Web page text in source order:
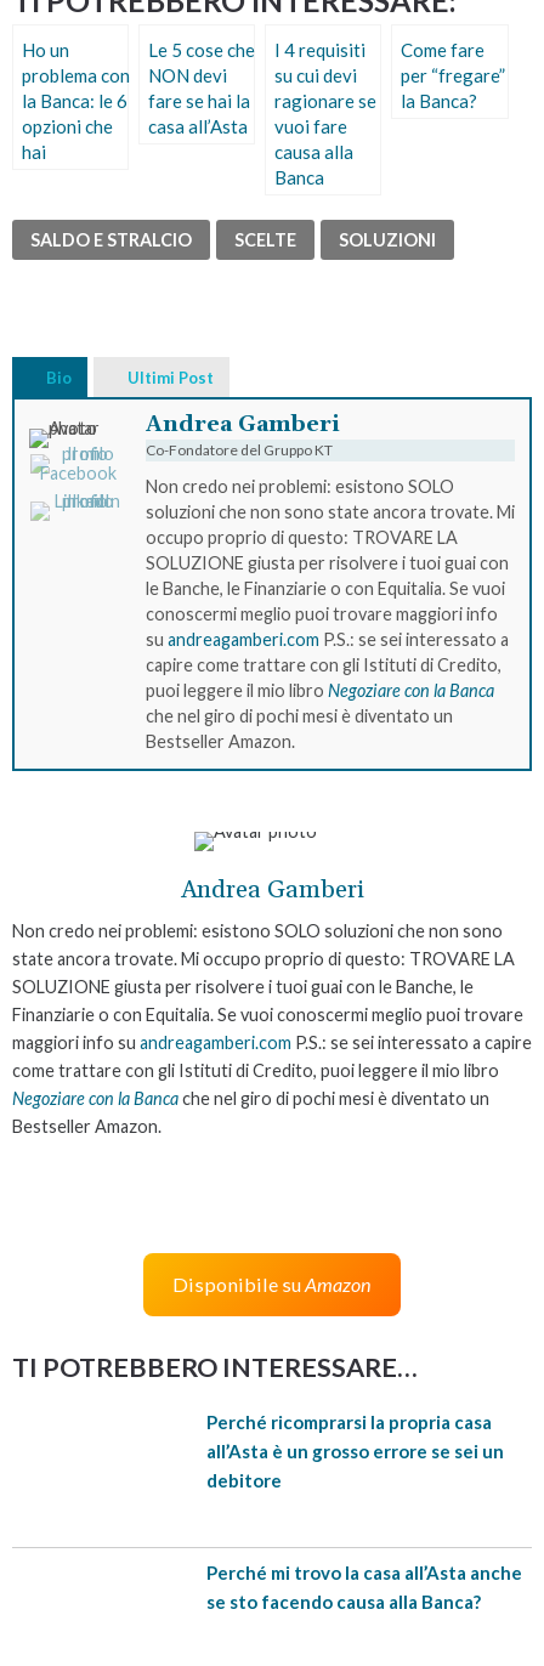
Ho un
problema con
la Banca: le 6
opzioni che
hai
Le 5 cose che
NON devi
fare se hai la
casa all’Asta
I 4 requisiti
su cui devi
ragionare se
vuoi fare
causa alla
Banca
Come fare
per “fregare”
la Banca?
SALDO E STRALCIO SCELTE SOLUZIONI
Bio Ultimi Post
Andrea Gamberi
Co-Fondatore del Gruppo KT
Non credo nei problemi: esistono SOLO
soluzioni che non sono state ancora trovate. Mi
occupo proprio di questo: TROVARE LA
SOLUZIONE giusta per risolvere i tuoi guai con
le Banche, le Finanziarie o con Equitalia. Se vuoi
conoscermi meglio puoi trovare maggiori info
su andreagamberi.com P.S.: se sei interessato a
capire come trattare con gli Istituti di Credito,
puoi leggere il mio libro Negoziare con la Banca
che nel giro di pochi mesi è diventato un
Bestseller Amazon.
Andrea Gamberi
Non credo nei problemi: esistono SOLO soluzioni che non sono
state ancora trovate. Mi occupo proprio di questo: TROVARE LA
SOLUZIONE giusta per risolvere i tuoi guai con le Banche, le
Finanziarie o con Equitalia. Se vuoi conoscermi meglio puoi trovare
maggiori info su andreagamberi.com P.S.: se sei interessato a capire
come trattare con gli Istituti di Credito, puoi leggere il mio libro
Negoziare con la Bancache nel giro di pochi mesi è diventato un
Bestseller Amazon.
Disponibile suAmazon
TI POTREBBERO INTERESSARE…
Perché ricomprarsi la propria casa
all’Asta è un grosso errore se sei un
debitore
Perché mi trovo la casa all’Asta anche
se sto facendo causa alla Banca?